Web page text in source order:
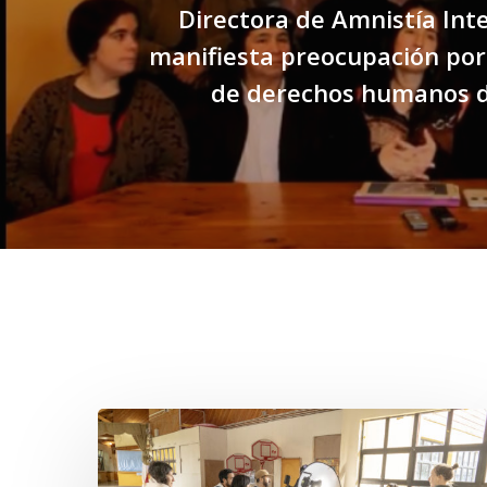
Directora de Amnistía
manifiesta preocupación
de derechos humanos
Toda
el